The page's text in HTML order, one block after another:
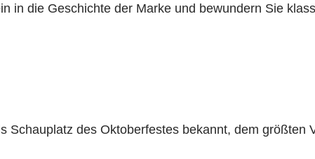
in die Geschichte der Marke und bewundern Sie
Schauplatz des Oktoberfestes bekannt, dem größten